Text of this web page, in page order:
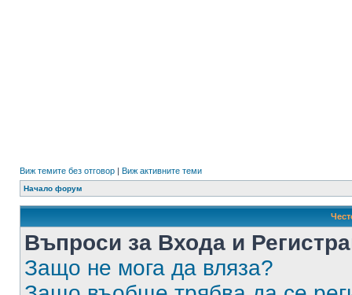
Виж темите без отговор | Виж активните теми
Начало форум
Въпроси за Входа и
Защо не мога да вляза?